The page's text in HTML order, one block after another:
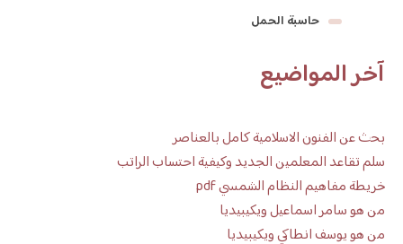
حاسبة الحمل
آخر المواضيع
بحث عن الفنون الاسلامية كامل بالعناصر
سلم تقاعد المعلمين الجديد وكيفية احتساب الراتب
خريطة مفاهيم النظام الشمسي pdf
من هو سامر اسماعيل ويكيبيديا
من هو يوسف انطاكي ويكيبيديا